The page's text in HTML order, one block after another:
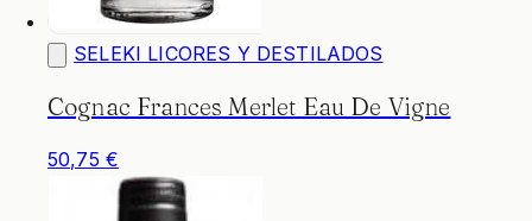
SELEKI LICORES Y DESTILADOS
Cognac Frances Merlet Eau De Vigne
50,75 €